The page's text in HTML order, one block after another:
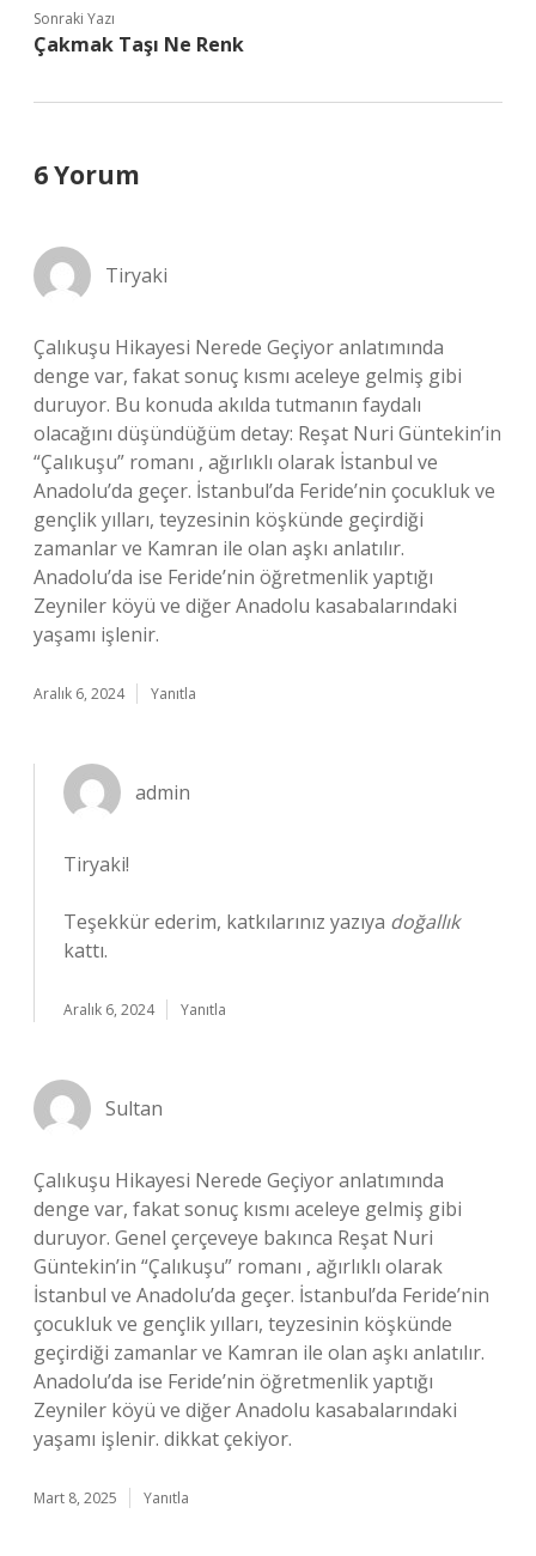
Sonraki Yazı
Çakmak Taşı Ne Renk
6 Yorum
Tiryaki
Çalıkuşu Hikayesi Nerede Geçiyor anlatımında
denge var, fakat sonuç kısmı aceleye gelmiş gibi
duruyor. Bu konuda akılda tutmanın faydalı
olacağını düşündüğüm detay: Reşat Nuri Güntekin’in
“Çalıkuşu” romanı , ağırlıklı olarak İstanbul ve
Anadolu’da geçer. İstanbul’da Feride’nin çocukluk ve
gençlik yılları, teyzesinin köşkünde geçirdiği
zamanlar ve Kamran ile olan aşkı anlatılır.
Anadolu’da ise Feride’nin öğretmenlik yaptığı
Zeyniler köyü ve diğer Anadolu kasabalarındaki
yaşamı işlenir.
Aralık 6, 2024 Yanıtla
admin
Tiryaki!
Teşekkür ederim, katkılarınız yazıya doğallık
kattı.
Aralık 6, 2024 Yanıtla
Sultan
Çalıkuşu Hikayesi Nerede Geçiyor anlatımında
denge var, fakat sonuç kısmı aceleye gelmiş gibi
duruyor. Genel çerçeveye bakınca Reşat Nuri
Güntekin’in “Çalıkuşu” romanı , ağırlıklı olarak
İstanbul ve Anadolu’da geçer. İstanbul’da Feride’nin
çocukluk ve gençlik yılları, teyzesinin köşkünde
geçirdiği zamanlar ve Kamran ile olan aşkı anlatılır.
Anadolu’da ise Feride’nin öğretmenlik yaptığı
Zeyniler köyü ve diğer Anadolu kasabalarındaki
yaşamı işlenir. dikkat çekiyor.
Mart 8, 2025 Yanıtla